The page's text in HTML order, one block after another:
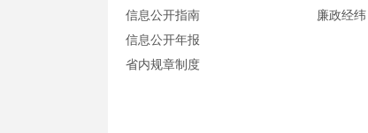
信息公开指南
信息公开年报
省内规章制度
廉政经纬